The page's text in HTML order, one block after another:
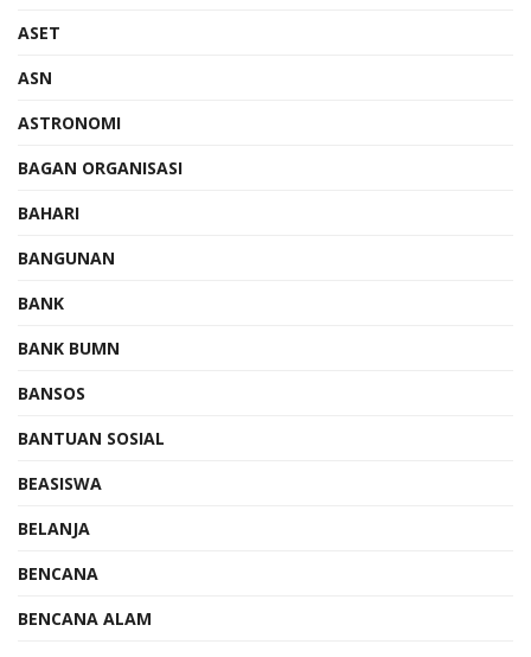
ASET
ASN
ASTRONOMI
BAGAN ORGANISASI
BAHARI
BANGUNAN
BANK
BANK BUMN
BANSOS
BANTUAN SOSIAL
BEASISWA
BELANJA
BENCANA
BENCANA ALAM